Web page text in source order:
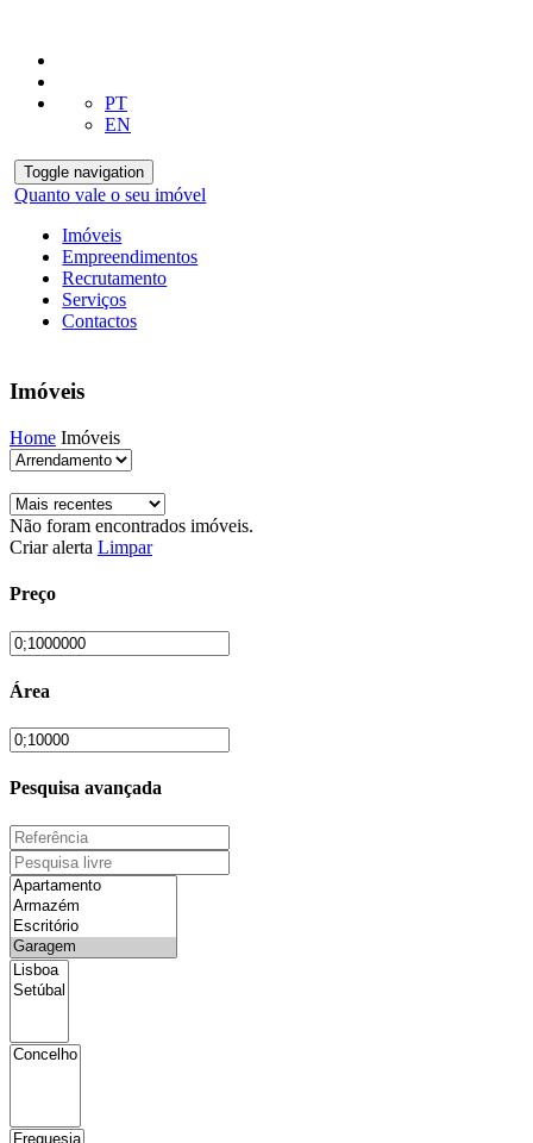
PT
EN
Toggle navigation
Quanto vale o seu imóvel
Imóveis
Empreendimentos
Recrutamento
Serviços
Contactos
Imóveis
Home Imóveis
Não foram encontrados imóveis.
Criar alerta Limpar
Preço
Área
Pesquisa avançada